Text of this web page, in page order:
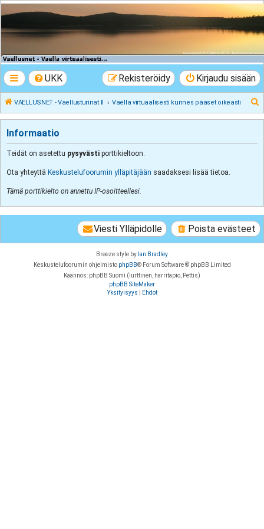
VAELLUSNET -
Vaellusturinat II
UKK Kirjaudu sisään
Rekisteröidy
VAELLUSNET - Vaellusturinat II Vaella virtuaalisesti kunnes pääset oikeasti
Informaatio
Teidät on asetettu pysyvästi porttikieltoon.
Ota yhteyttä Keskustelufoorumin ylläpitäjään saadaksesi lisää tietoa.
Tämä porttikielto on annettu IP-osoitteellesi.
Poista evästeet
Viesti Ylläpidolle
Breeze style by Ian Bradley
Keskustelufoorumin ohjelmisto phpBB® Forum Software © phpBB Limited
Käännös: phpBB Suomi (lurttinen, harritapio, Pettis)
phpBB SiteMaker
Yksityisyys
Ehdot